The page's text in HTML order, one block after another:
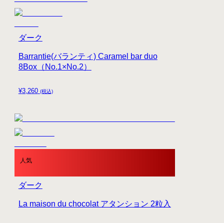
¥3,260 (税込)
Barrantie(バランティ) Caramel bar duo
8Box（No.1×No.2）
ダーク
人気
La maison du chocolat アタンション 2粒入
ダーク